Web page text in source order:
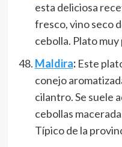
esta deliciosa
fresco, vino seco
cebolla. Plato
Maldira: Este
conejo
cilantro. Se suele
cebollas
Típico de la